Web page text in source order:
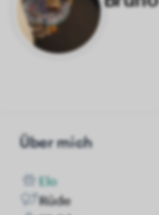
Über mich
Elo
Rüde